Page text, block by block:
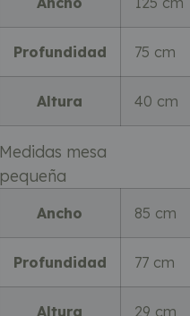
Profundidad 75 cm
Altura 40 cm
Medidas mesa
pequeña
Ancho 85 cm
Profundidad 77 cm
Altura 29 cm